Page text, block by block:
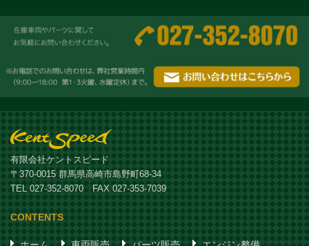
有限会社ケントスピード
〒370-0015 群馬県高崎市島野町68-34
TEL 027-352-8070 FAX 027-353-7039
CONTENTS